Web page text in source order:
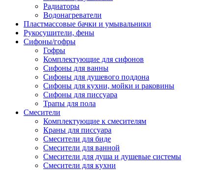
Радиаторы
Водонагреватели
Пластмассовые бачки и умывальники
Рукосушители, фены
Сифоны/гофры
Гофры
Комплектующие для сифонов
Сифоны для ванны
Сифоны для душевого поддона
Сифоны для кухни, мойки и раковины
Сифоны для писсуара
Трапы для пола
Смесители
Комплектующие к смесителям
Краны для писсуара
Смесители для биде
Смесители для ванной
Смесители для душа и душевые системы
Смесители для кухни